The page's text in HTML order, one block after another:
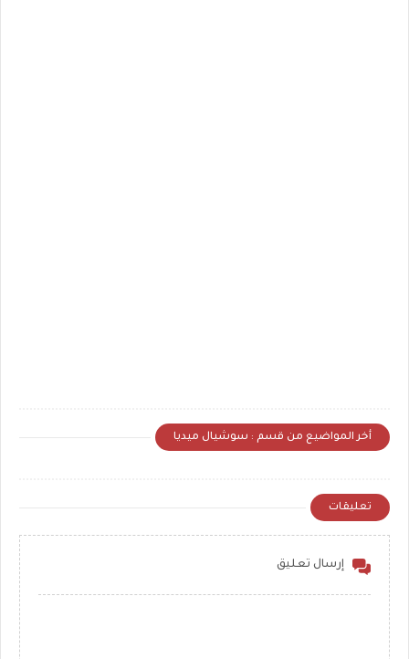
أخر المواضيع من قسم : سوشيال ميديا
تعليقات
إرسال تعليق